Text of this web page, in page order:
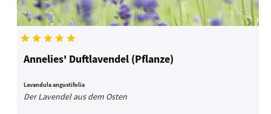
Annelies' Duftlavendel (Pflanze)
Lavandula angustifolia
Der Lavendel aus dem Osten